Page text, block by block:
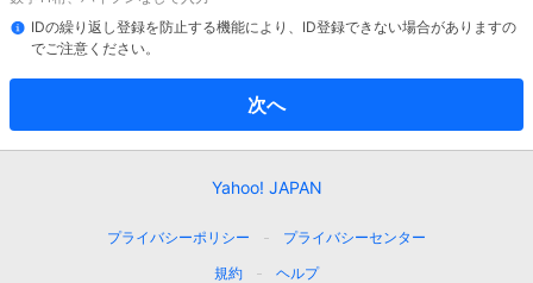
IDの繰り返し登録を防止する機能により、ID登録できない場合がありますの
でご注意ください。
次へ
Yahoo! JAPAN
プライバシーポリシー
プライバシーセンター
規約
ヘルプ